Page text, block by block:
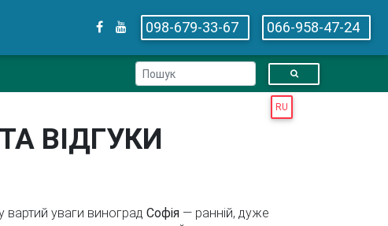
098-679-33-67 066-958-47-24
RU
ВІДГУКИ
вартий уваги виноград Софія — ранній, дуже